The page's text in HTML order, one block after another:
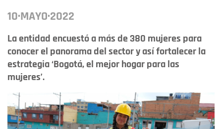
10·MAYO·2022
La entidad encuestó a más de 380 mujeres para
conocer el panorama del sector y así fortalecer la
estrategia ‘Bogotá, el mejor hogar para las
mujeres’.